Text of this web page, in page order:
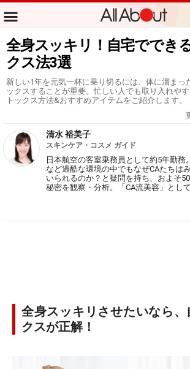
全身スッキリ！自宅ででき
クス法3選
新しい1年を元気一杯に乗り切るには、体に溜まっ
ックスすることが重要。忙しい人でも取り入れや
トックス方法&おすすめアイテムをご紹介します。
清水 裕美子
スキンケア・コスメ ガイド
日本航空の客室乗務員として約5年勤務
など過酷な環境の中でもなぜCAたちは
いられるのか？と疑問を持ち、およそ
秘密を観察・分析。「CA流美容」として
全身スッキリさせたいなら、
クスが正解！